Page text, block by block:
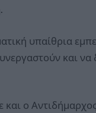
υπαίθρια
και
ο